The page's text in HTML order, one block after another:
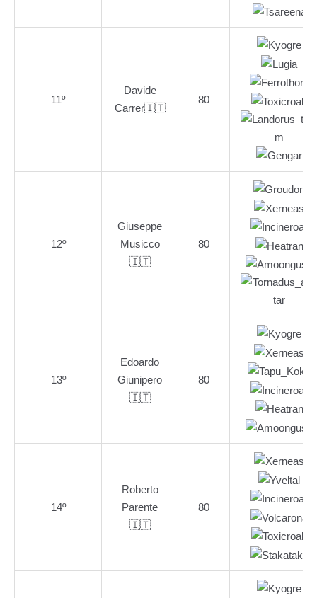
11º
Davide
Carrer🇮🇹
80
12º
Giuseppe
Musicco
🇮🇹
80
13º
Edoardo
Giunipero
🇮🇹
80
14º
Roberto
Parente
🇮🇹
80